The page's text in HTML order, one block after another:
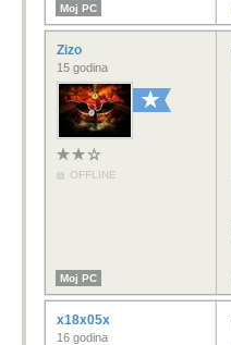
Moj PC
Zizo
15 godina
OFFLINE
Moj PC
x18x05x
16 godina